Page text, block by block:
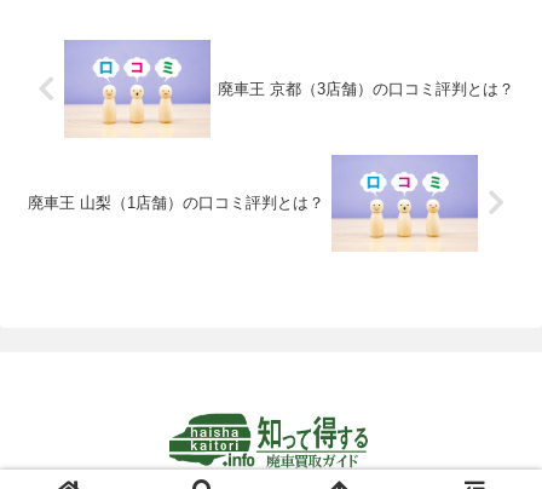
廃車王 京都（3店舗）の口コミ評判とは？
廃車王 山梨（1店舗）の口コミ評判とは？